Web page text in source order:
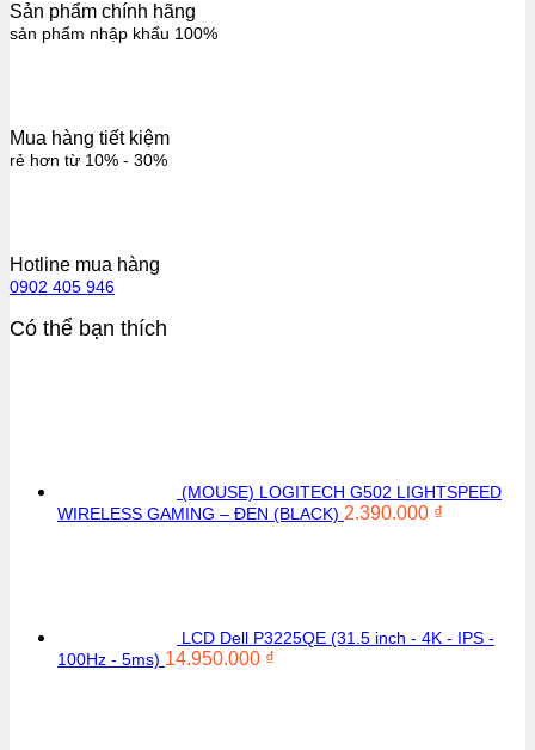
Sản phẩm chính hãng
sản phẩm nhập khẩu 100%
Mua hàng tiết kiệm
rẻ hơn từ 10% - 30%
Hotline mua hàng
0902 405 946
Có thể bạn thích
(MOUSE) LOGITECH G502 LIGHTSPEED
WIRELESS GAMING – ĐEN (BLACK) 2.390.000 ₫
LCD Dell P3225QE (31.5 inch - 4K - IPS -
100Hz - 5ms) 14.950.000 ₫